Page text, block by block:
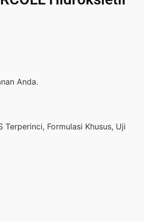
Anda.
Formulasi Khusus, Uji